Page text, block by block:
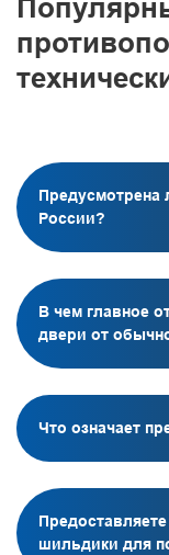
Предусмотрена
России?
В чем главное
двери от
Что означает
шильдики для